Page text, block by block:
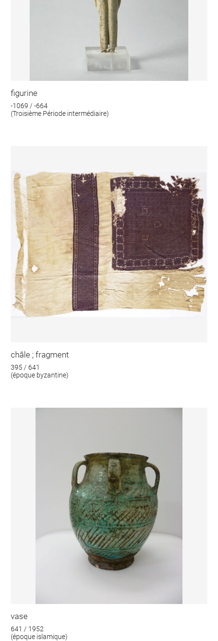
figurine
-1069 / -664
(Troisième Période intermédiaire)
châle ; fragment
395 / 641
(époque byzantine)
vase
641 / 1952
(époque islamique)